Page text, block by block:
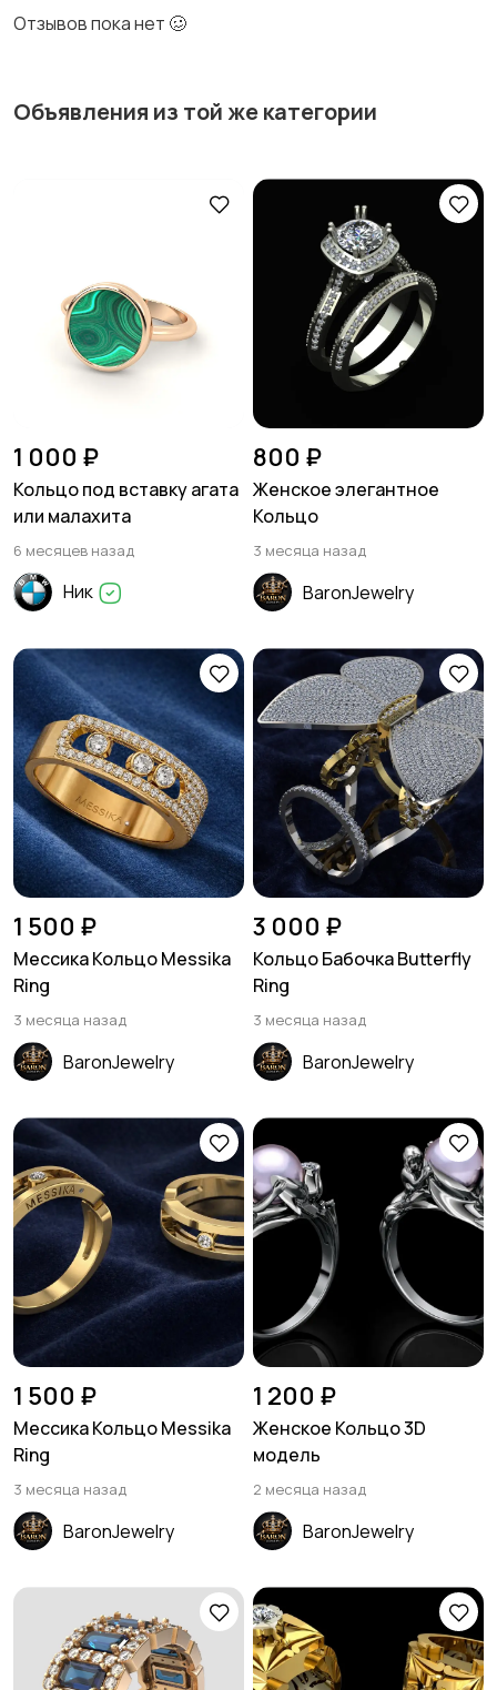
Отзывов пока нет 🥴
Объявления из той же категории
1 000 ₽
Кольцо под вставку агата
или малахита
6 месяцев назад
Ник
800 ₽
Женское элегантное
Кольцо
3 месяца назад
BaronJewelry
1 500 ₽
Мессика Кольцо Messika
Ring
3 месяца назад
BaronJewelry
3 000 ₽
Кольцо Бабочка Butterfly
Ring
3 месяца назад
BaronJewelry
1 500 ₽
Мессика Кольцо Messika
Ring
3 месяца назад
BaronJewelry
1 200 ₽
Женское Кольцо 3D
модель
2 месяца назад
BaronJewelry